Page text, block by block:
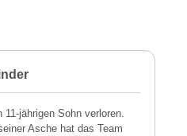
11-jährigen Sohn verloren.
Asche hat das Team